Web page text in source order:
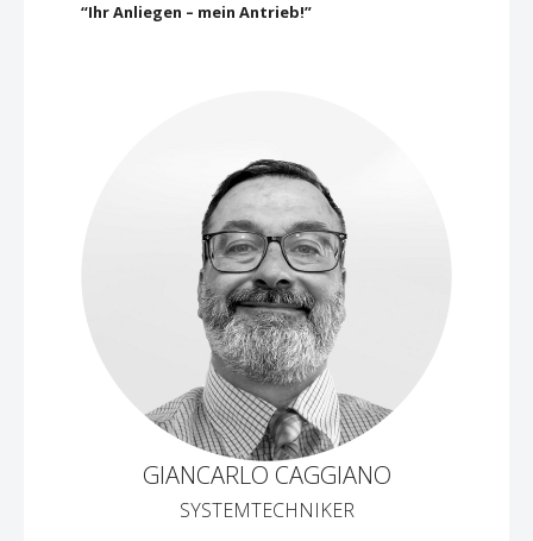
“Ihr Anliegen – mein Antrieb!”
GIANCARLO CAGGIANO
SYSTEMTECHNIKER